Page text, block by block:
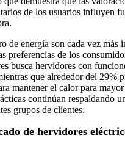
de los usuarios influyen
de energía son cada vez más
preferencias de los
busca hervidores con
que alrededor del 29%
mantener el calor para
continúan respaldando
grupos de clientes.
de hervidores